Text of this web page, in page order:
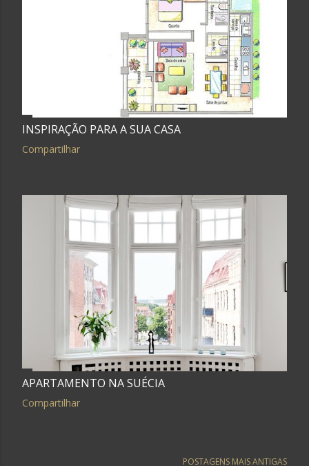
INSPIRAÇÃO PARA A SUA CASA
Compartilhar
APARTAMENTO NA SUÉCIA
Compartilhar
POSTAGENS MAIS ANTIGAS